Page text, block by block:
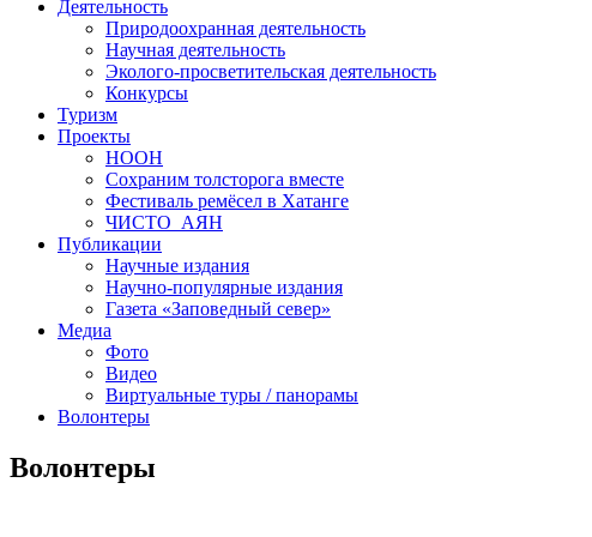
Деятельность
Природоохранная деятельность
Научная деятельность
Эколого-просветительская деятельность
Конкурсы
Туризм
Проекты
НООН
Сохраним толсторога вместе
Фестиваль ремёсел в Хатанге
ЧИСТО_АЯН
Публикации
Научные издания
Научно-популярные издания
Газета «Заповедный север»
Медиа
Фото
Видео
Виртуальные туры / панорамы
Волонтеры
Волонтеры